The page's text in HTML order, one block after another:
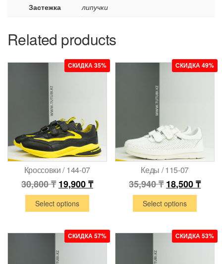
Застежка
липучки
Related products
СКИДКА 35%
Кроссовки / 144-07
30,800₸ 19,900₸
Select options
СКИДКА 49%
Кеды / 115-07
35,940₸ 18,500₸
Select options
СКИДКА 57% СКИДКА 53%